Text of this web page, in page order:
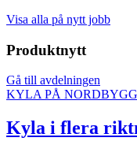
Visa alla på nytt jobb
Produktnytt
Gå till avdelningen
KYLA PÅ
Kyla i flera